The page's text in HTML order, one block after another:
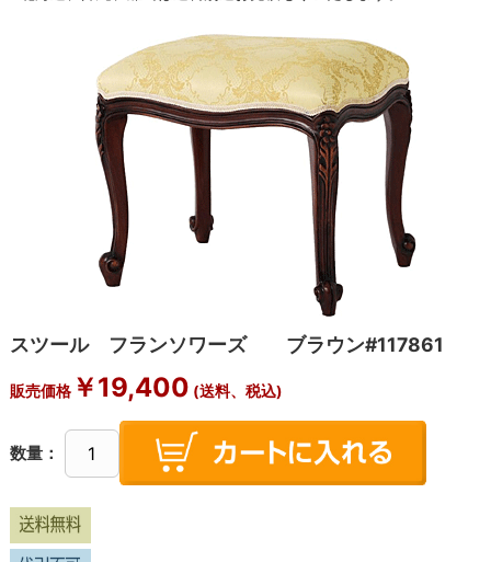
スツール フランソワーズ ブラウン#117861
販売価格￥19,400 (送料、税込)
数量：